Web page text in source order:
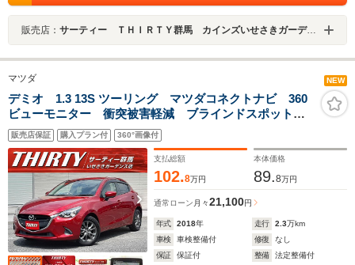
販売店： サーティー ＴＨＩＲＴＹ群馬 カインズいせさきガーデンズ店
マツダ NEW
デミオ 1.3 13S ツーリング マツダコネクトナビ 360
ビューモニター 衝突被害軽減 ブラインドスポットモ
ニター シートヒーター ビルトインETC LEDオート
ライト レインセンサーワイパー ADディスプレイ 純
正アルミ Bluetooth フルセグ
販売店保証 購入プラン付 360°画像付
支払総額
102.8万円
本体価格
89.8万円
通常ローン 月々21,100円
年式 2018年 走行 2.3万km
車検
車検整備付 修復
なし
保証
保証付 整備
法定整備付